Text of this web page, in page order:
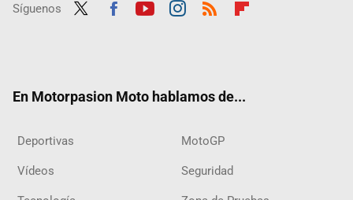
Síguenos
En Motorpasion Moto hablamos de...
Deportivas MotoGP
Vídeos Seguridad